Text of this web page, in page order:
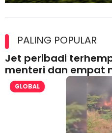
lesen separuh pertama 2026
PALING POPULAR
Jet peribadi
menteri dan empat
GLOBAL